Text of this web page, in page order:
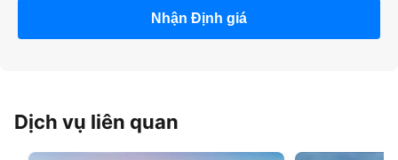
Nhận Định giá
Dịch vụ liên quan